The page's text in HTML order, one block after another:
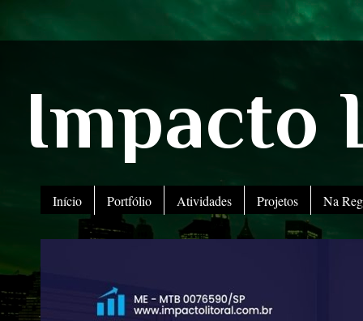
Impacto
Início Portfólio Atividades Projetos Na